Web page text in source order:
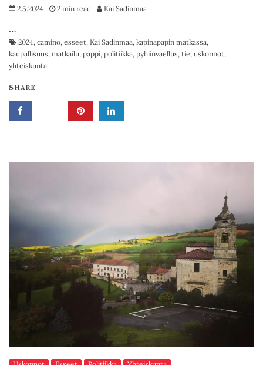
2.5.2024 2 min read Kai Sadinmaa
…
2024, camino, esseet, Kai Sadinmaa, kapinapapin matkassa,
kaupallisuus, matkailu, pappi, politiikka, pyhiinvaellus, tie, uskonnot,
yhteiskunta
SHARE